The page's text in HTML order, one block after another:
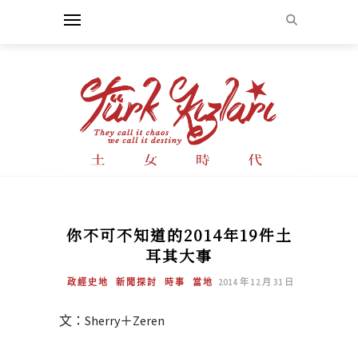
你不可不知道的2014年19件土
耳其大事
政經史地 新聞探討 時事 當地 2014 年 12 月 31 日
文：Sherry＋Zeren